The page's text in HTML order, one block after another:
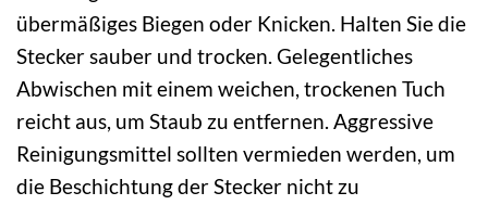
übermäßiges Biegen oder Knicken. Halten Sie die
Stecker sauber und trocken. Gelegentliches
Abwischen mit einem weichen, trockenen Tuch
reicht aus, um Staub zu entfernen. Aggressive
Reinigungsmittel sollten vermieden werden, um
die Beschichtung der Stecker nicht zu